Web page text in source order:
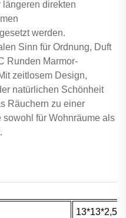
direkten
werden.
Sinn für Ordnung, Duft
Runden Marmor-
zeitlosem Design,
natürlichen Schönheit
Räuchern zu einer
für Wohnräume als
13*13*2,5